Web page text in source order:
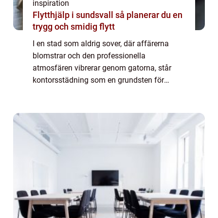
inspiration
Flytthjälp i sundsvall så planerar du en
trygg och smidig flytt
I en stad som aldrig sover, där affärerna
blomstrar och den professionella
atmosfären vibrerar genom gatorna, står
kontorsstädning som en grundsten för